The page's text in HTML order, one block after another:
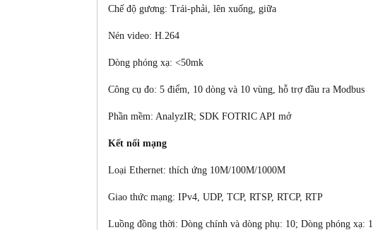
Chế độ gương: Trái-phải, lên xuống, giữa
Nén video: H.264
Dòng phóng xạ: <50mk
Công cụ đo: 5 điểm, 10 dòng và 10 vùng, hỗ trợ đầu ra Modbus
Phần mềm: AnalyzIR; SDK FOTRIC API mở
Kết nối mạng
Loại Ethernet: thích ứng 10M/100M/1000M
Giao thức mạng: IPv4, UDP, TCP, RTSP, RTCP, RTP
Luồng đồng thời: Dòng chính và dòng phụ: 10; Dòng phóng xạ: 1